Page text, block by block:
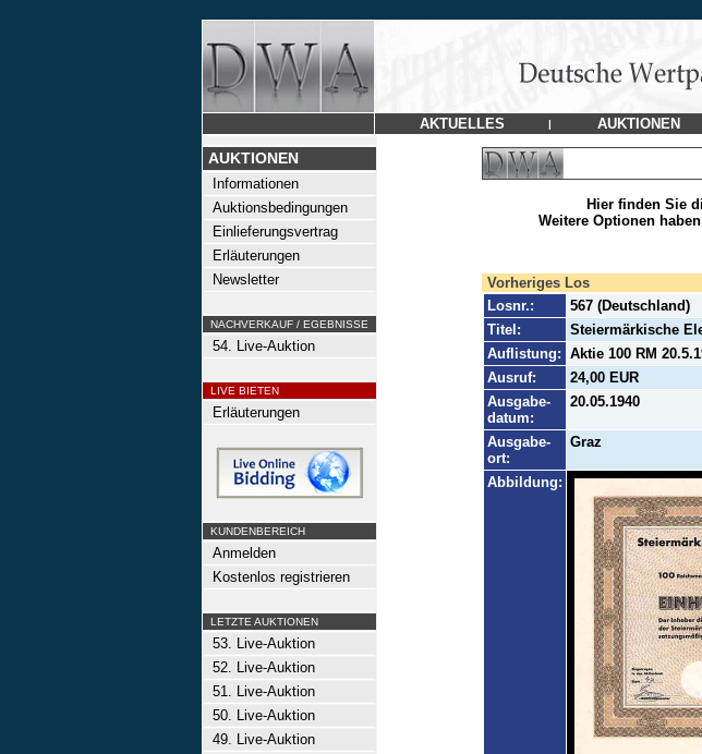
AKTUELLES | AUKTIONEN
AUKTIONEN
Informationen
Auktionsbedingungen
Einlieferungsvertrag
Erläuterungen
Newsletter
NACHVERKAUF / EGEBNISSE
54. Live-Auktion
LIVE BIETEN
Erläuterungen
KUNDENBEREICH
Anmelden
Kostenlos registrieren
LETZTE AUKTIONEN
53. Live-Auktion
52. Live-Auktion
51. Live-Auktion
50. Live-Auktion
49. Live-Auktion
Hier finden Sie
Weitere Optionen
Vorheriges Los
Losnr.:
567 (Deutschland)
Titel:
Steiermärkische
Auflistung: Aktie 100 RM
Ausruf:
24,00 EUR
Ausgabe-
datum:
20.05.1940
Ausgabe-
ort:
Graz
Abbildung: